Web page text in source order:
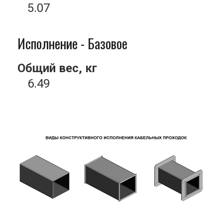
5.07
Исполнение - Базовое
Общий вес, кг
6.49